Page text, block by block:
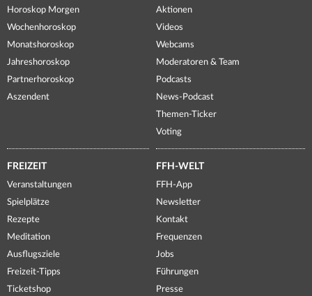
Horoskop Morgen
Wochenhoroskop
Monatshoroskop
Jahreshoroskop
Partnerhoroskop
Aszendent
Aktionen
Videos
Webcams
Moderatoren & Team
Podcasts
News-Podcast
Themen-Ticker
Voting
FREIZEIT
Veranstaltungen
Spielplätze
Rezepte
Meditation
Ausflugsziele
Freizeit-Tipps
Ticketshop
FFH-WELT
FFH-App
Newsletter
Kontakt
Frequenzen
Jobs
Führungen
Presse